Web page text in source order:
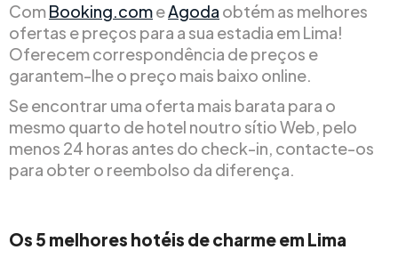
ComBooking.comeAgoda obtém as melhores
ofertas e preços para a sua estadia em Lima!
Oferecem correspondência de preços e
garantem-lhe o preço mais baixo online.
Se encontrar uma oferta mais barata para o
mesmo quarto de hotel noutro sítio Web, pelo
menos 24 horas antes do check-in, contacte-os
para obter o reembolso da diferença.
Os 5 melhores hotéis de charme em Lima